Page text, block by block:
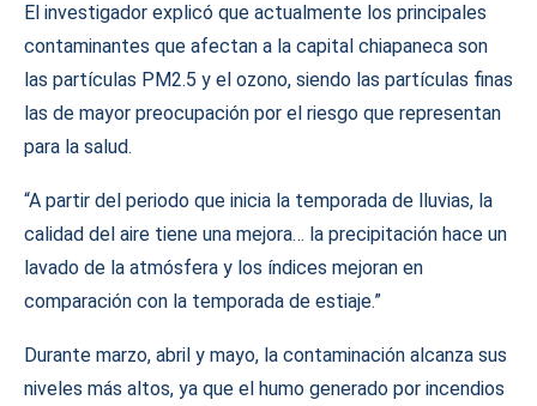
El investigador explicó que actualmente los principales
contaminantes que afectan a la capital chiapaneca son
las partículas PM2.5 y el ozono, siendo las partículas finas
las de mayor preocupación por el riesgo que representan
para la salud.
“A partir del periodo que inicia la temporada de lluvias, la
calidad del aire tiene una mejora… la precipitación hace un
lavado de la atmósfera y los índices mejoran en
comparación con la temporada de estiaje.”
Durante marzo, abril y mayo, la contaminación alcanza sus
niveles más altos, ya que el humo generado por incendios